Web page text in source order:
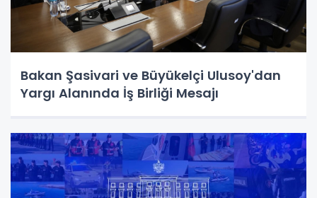
Bakan Şasivari ve Büyükelçi Ulusoy'dan
Yargı Alanında İş Birliği Mesajı